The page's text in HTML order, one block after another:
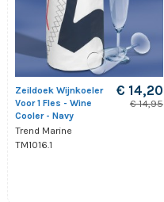
Zeildoek Wijnkoeler
Voor 1 Fles - Wine
Cooler - Navy
Trend Marine
TM1016.1
€ 14,20
€ 14,95